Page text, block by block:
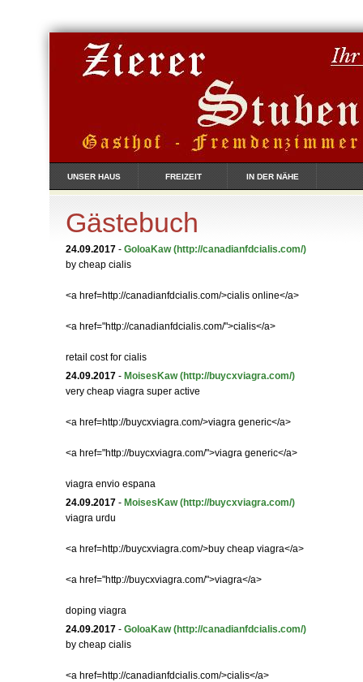
UNSER HAUS FREIZEIT IN DER NÄHE
Gästebuch
24.09.2017 - GoloaKaw (http://canadianfdcialis.com/)
by cheap cialis
<a href=http://canadianfdcialis.com/>cialis online</a>
<a href="http://canadianfdcialis.com/">cialis</a>
retail cost for cialis
24.09.2017 - MoisesKaw (http://buycxviagra.com/)
very cheap viagra super active
<a href=http://buycxviagra.com/>viagra generic</a>
<a href="http://buycxviagra.com/">viagra generic</a>
viagra envio espana
24.09.2017 - MoisesKaw (http://buycxviagra.com/)
viagra urdu
<a href=http://buycxviagra.com/>buy cheap viagra</a>
<a href="http://buycxviagra.com/">viagra</a>
doping viagra
24.09.2017 - GoloaKaw (http://canadianfdcialis.com/)
by cheap cialis
<a href=http://canadianfdcialis.com/>cialis</a>